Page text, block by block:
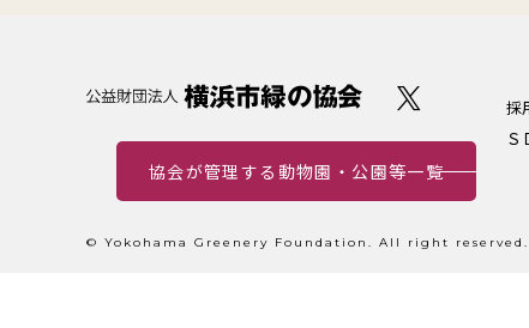
協会が管理する動物園・公園等一覧
採
Ｓ
© Yokohama Greenery Foundation. All right reserved.